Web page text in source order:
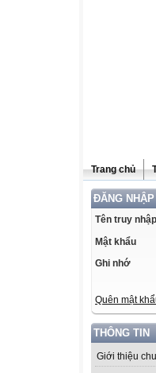
Trang chủ
ĐĂNG NHẬP
Tên truy nhập
Mật khẩu
Ghi nhớ
Quên mật
THÔNG TIN
Giới thiệu